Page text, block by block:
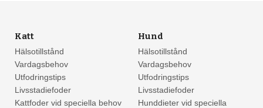
Katt
Hälsotillstånd
Vardagsbehov
Utfodringstips
Livsstadiefoder
Kattfoder vid speciella behov
Hund
Hälsotillstånd
Vardagsbehov
Utfodringstips
Livsstadiefoder
Hunddieter vid speciella